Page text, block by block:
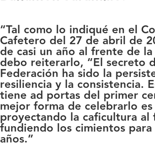
“Tal como lo indiqué en el
Cafetero del 27 de abril de
de casi un año al frente de
debo reiterarlo, “El secreto
Federación ha sido la
resiliencia y la consistencia.
tiene ad portas del primer
mejor forma de celebrarlo es
proyectando la caficultura al
fundiendo los cimientos
años.”